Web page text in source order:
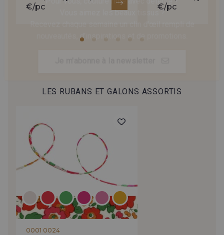
C182 - Cuberdon
€/pc
€/pc
LES RUBANS ET GALONS ASSORTIS
0001 0024
Vous aimez les beaux tissus ?